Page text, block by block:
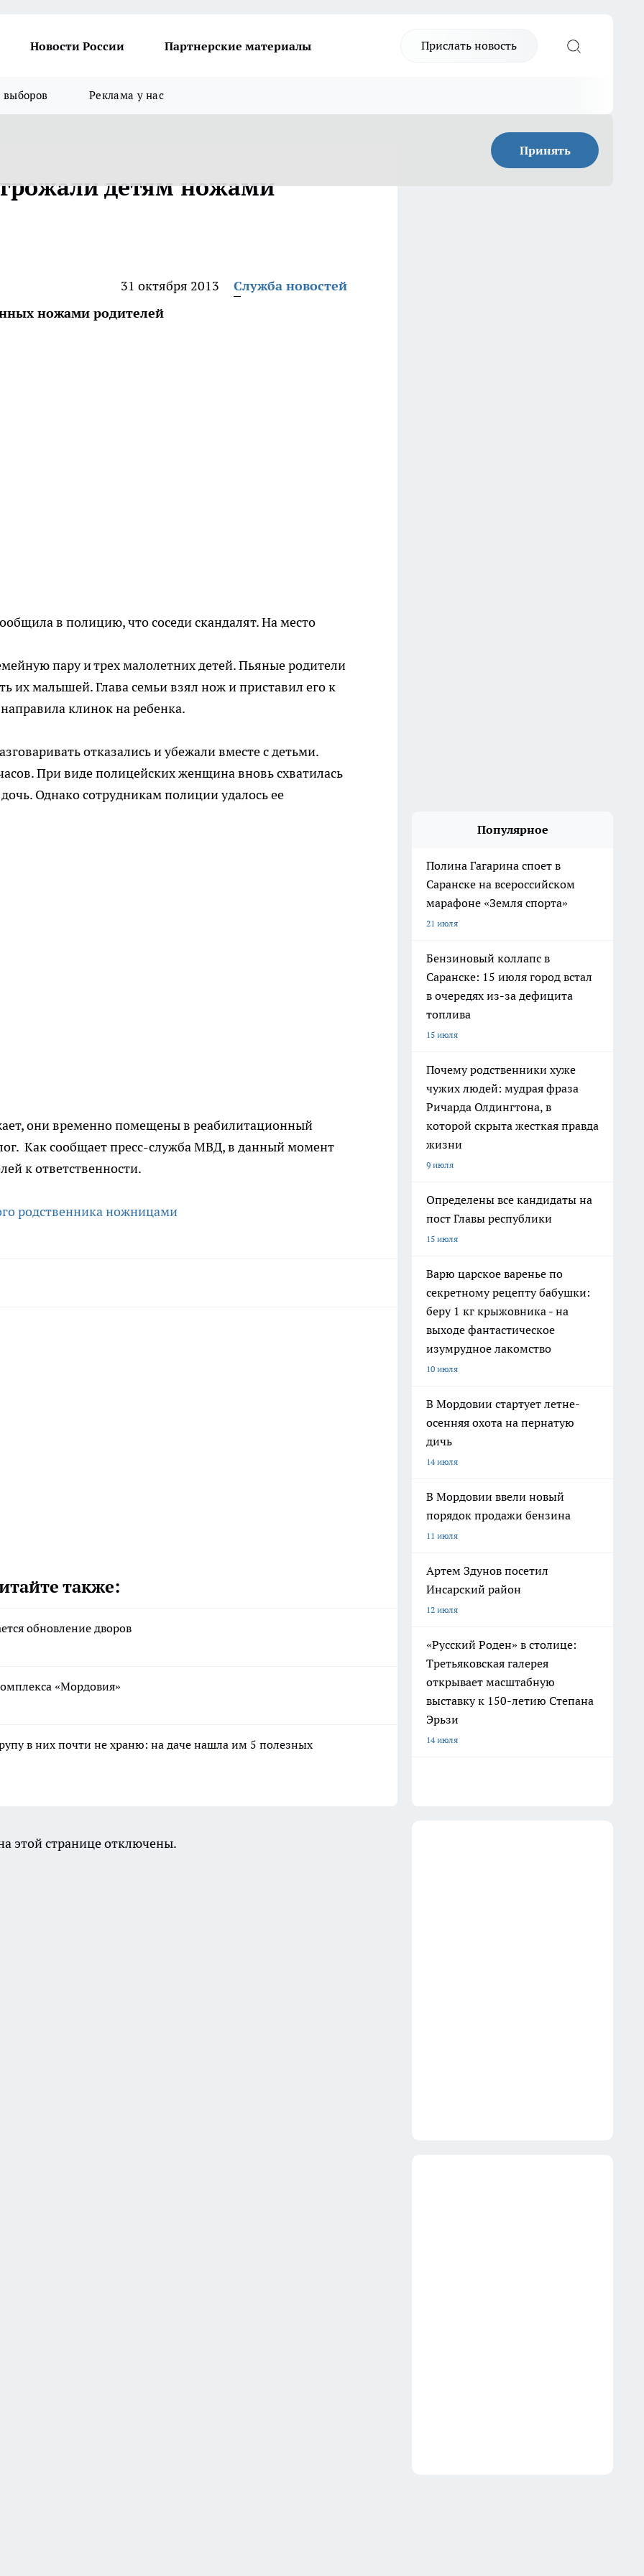
Новости России Партнерские материалы Прислать новость
выборов Реклама у нас
Принять
детям ножами
31 октября 2013
Служба новостей
ножами родителей
в полицию, что соседи скандалят. На место
пару и трех малолетних детей. Пьяные родители
их малышей. Глава семьи взял нож и приставил его к
клинок на ребенка.
отказались и убежали вместе с детьми.
При виде полицейских женщина вновь схватилась
Однако сотрудникам полиции удалось ее
они временно помещены в реабилитационный
Как сообщает пресс-служба МВД, в данный момент
к ответственности.
родственника ножницами
также:
обновление дворов
«Мордовия»
в них почти не храню: на даче нашла им 5 полезных
Популярное
Полина Гагарина споет в
Саранске на всероссийском
марафоне «Земля спорта»
21 июля
Бензиновый коллапс в
Саранске: 15 июля город встал
в очередях из-за дефицита
топлива
15 июля
Почему родственники хуже
чужих людей: мудрая фраза
Ричарда Олдингтона, в
которой скрыта жесткая правда
жизни
9 июля
Определены все кандидаты на
пост Главы республики
15 июля
Варю царское варенье по
секретному рецепту бабушки:
беру 1 кг крыжовника - на
выходе фантастическое
изумрудное лакомство
10 июля
В Мордовии стартует летне-
осенняя охота на пернатую
дичь
14 июля
В Мордовии ввели новый
порядок продажи бензина
11 июля
Артем Здунов посетил
Инсарский район
12 июля
«Русский Роден» в столице:
Третьяковская галерея
открывает масштабную
выставку к 150-летию Степана
Эрьзи
14 июля
этой странице отключены.